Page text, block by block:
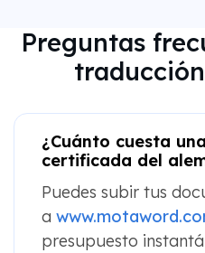
Preguntas
¿Cuánto cuesta
certificada del
Puedes subir tus
a
presupuesto